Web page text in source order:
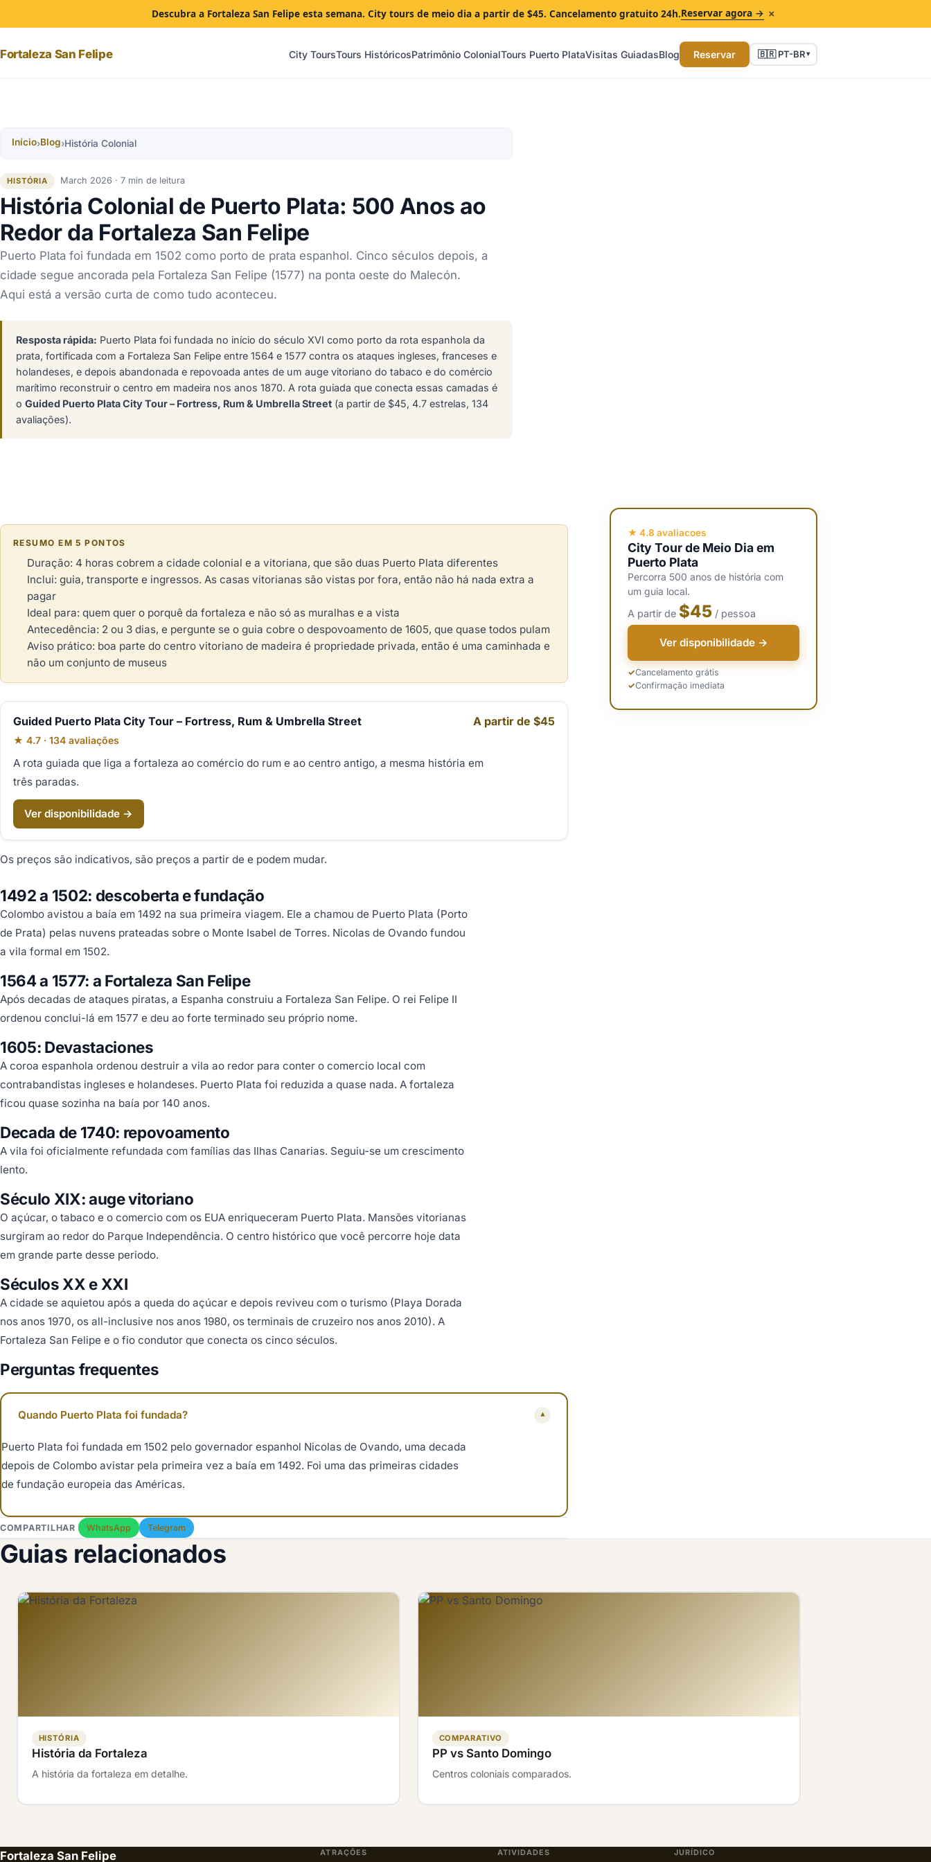
Descubra a Fortaleza San Felipe esta semana. City tours de meio dia a partir de $45. Cancelamento gratuito 24h.Reservar agora → ×
Fortaleza San Felipe City ToursTours HistóricosPatrimônio ColonialTours Puerto PlataVisitas GuiadasBlog Reservar 🇧🇷 PT-BR▾
Início›Blog›História Colonial
HISTÓRIA March 2026 · 7 min de leitura
História Colonial de Puerto Plata: 500 Anos ao
Redor da Fortaleza San Felipe
Puerto Plata foi fundada em 1502 como porto de prata espanhol. Cinco séculos depois, a
cidade segue ancorada pela Fortaleza San Felipe (1577) na ponta oeste do Malecón.
Aqui está a versão curta de como tudo aconteceu.
Resposta rápida: Puerto Plata foi fundada no início do século XVI como porto da rota espanhola da
prata, fortificada com a Fortaleza San Felipe entre 1564 e 1577 contra os ataques ingleses, franceses e
holandeses, e depois abandonada e repovoada antes de um auge vitoriano do tabaco e do comércio
marítimo reconstruir o centro em madeira nos anos 1870. A rota guiada que conecta essas camadas é
o Guided Puerto Plata City Tour – Fortress, Rum & Umbrella Street (a partir de $45, 4.7 estrelas, 134
avaliações).
RESUMO EM 5 PONTOS
Duração: 4 horas cobrem a cidade colonial e a vitoriana, que são duas Puerto Plata diferentes
Inclui: guia, transporte e ingressos. As casas vitorianas são vistas por fora, então não há nada extra a
pagar
Ideal para: quem quer o porquê da fortaleza e não só as muralhas e a vista
Antecedência: 2 ou 3 dias, e pergunte se o guia cobre o despovoamento de 1605, que quase todos pulam
Aviso prático: boa parte do centro vitoriano de madeira é propriedade privada, então é uma caminhada e
não um conjunto de museus
Guided Puerto Plata City Tour – Fortress, Rum & Umbrella Street A partir de $45
★ 4.7 · 134 avaliações
A rota guiada que liga a fortaleza ao comércio do rum e ao centro antigo, a mesma história em
três paradas.
Ver disponibilidade →
Os preços são indicativos, são preços a partir de e podem mudar.
1492 a 1502: descoberta e fundação
Colombo avistou a baía em 1492 na sua primeira viagem. Ele a chamou de Puerto Plata (Porto
de Prata) pelas nuvens prateadas sobre o Monte Isabel de Torres. Nicolas de Ovando fundou
a vila formal em 1502.
1564 a 1577: a Fortaleza San Felipe
Após decadas de ataques piratas, a Espanha construiu a Fortaleza San Felipe. O rei Felipe II
ordenou conclui-lá em 1577 e deu ao forte terminado seu próprio nome.
1605: Devastaciones
A coroa espanhola ordenou destruir a vila ao redor para conter o comercio local com
contrabandistas ingleses e holandeses. Puerto Plata foi reduzida a quase nada. A fortaleza
ficou quase sozinha na baía por 140 anos.
Decada de 1740: repovoamento
A vila foi oficialmente refundada com famílias das Ilhas Canarias. Seguiu-se um crescimento
lento.
Século XIX: auge vitoriano
O açúcar, o tabaco e o comercio com os EUA enriqueceram Puerto Plata. Mansões vitorianas
surgiram ao redor do Parque Independência. O centro histórico que você percorre hoje data
em grande parte desse periodo.
Séculos XX e XXI
A cidade se aquietou após a queda do açúcar e depois reviveu com o turismo (Playa Dorada
nos anos 1970, os all-inclusive nos anos 1980, os terminais de cruzeiro nos anos 2010). A
Fortaleza San Felipe e o fio condutor que conecta os cinco séculos.
Perguntas frequentes
Quando Puerto Plata foi fundada? ▾
Puerto Plata foi fundada em 1502 pelo governador espanhol Nicolas de Ovando, uma decada
depois de Colombo avistar pela primeira vez a baía em 1492. Foi uma das primeiras cidades
de fundação europeia das Américas.
COMPARTILHAR WhatsApp Telegram
★ 4.8 avaliacoes
City Tour de Meio Dia em
Puerto Plata
Percorra 500 anos de história com
um guia local.
A partir de $45 / pessoa
Ver disponibilidade →
Cancelamento grátis
Confirmação imediata
Guias relacionados
HISTÓRIA
História da Fortaleza
A história da fortaleza em detalhe.
COMPARATIVO
PP vs Santo Domingo
Centros coloniais comparados.
Fortaleza San Felipe ATRAÇÕES ATIVIDADES JURÍDICO